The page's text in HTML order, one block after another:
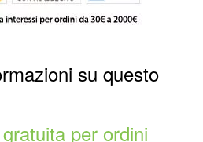
su questo
per ordini